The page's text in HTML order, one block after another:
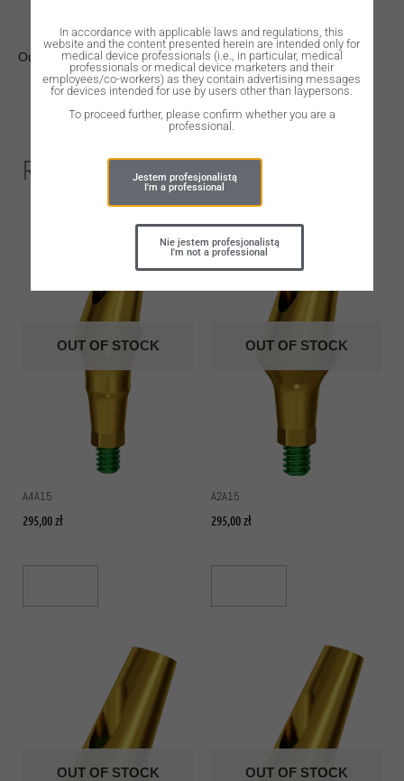
Out of stock
Related Products
OUT OF STOCK
A4A15
295,00zł
OUT OF STOCK
A2A15
295,00zł
OUT OF STOCK OUT OF STOCK
In accordance with applicable laws and regulations, this
website and the content presented herein are intended only for
medical device professionals (i.e., in particular, medical
professionals or medical device marketers and their
employees/co-workers) as they contain advertising messages
for devices intended for use by users other than laypersons.
To proceed further, please confirm whether you are a
professional.
Jestem profesjonalistą
I'm a professional
Nie jestem profesjonalistą
I'm not a professional